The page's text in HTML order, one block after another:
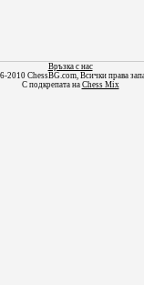
Връзка с нас
2010 ChessBG.com, Всички права
С подкрепата на Chess Mix